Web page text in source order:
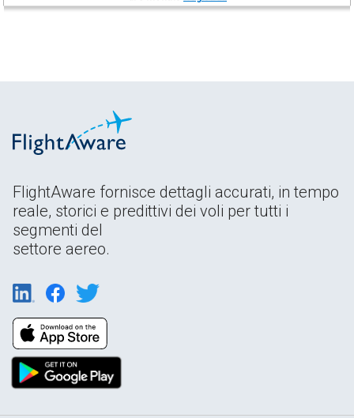
FlightAware fornisce dettagli accurati, in tempo
reale, storici e predittivi dei voli per tutti i
segmenti del
settore aereo.